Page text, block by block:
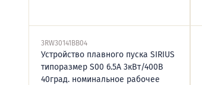
3RW30141BB04
Устройство плавного пуска SIRIUS
типоразмер S00 6.5А 3кВт/400В
40град. номинальное рабочее